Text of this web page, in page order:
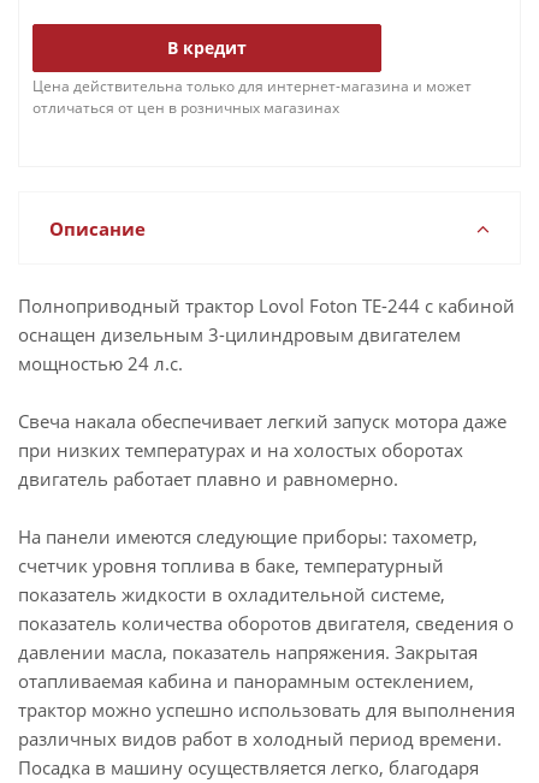
В кредит
Цена действительна только для интернет-магазина и может
отличаться от цен в розничных магазинах
Описание
Полноприводный трактор Lovol Foton TE-244 c кабиной
оснащен дизельным 3-цилиндровым двигателем
мощностью 24 л.с.
Свеча накала обеспечивает легкий запуск мотора даже
при низких температурах и на холостых оборотах
двигатель работает плавно и равномерно.
На панели имеются следующие приборы: тахометр,
счетчик уровня топлива в баке, температурный
показатель жидкости в охладительной системе,
показатель количества оборотов двигателя, сведения о
давлении масла, показатель напряжения. Закрытая
отапливаемая кабина и панорамным остеклением,
трактор можно успешно использовать для выполнения
различных видов работ в холодный период времени.
Посадка в машину осуществляется легко, благодаря